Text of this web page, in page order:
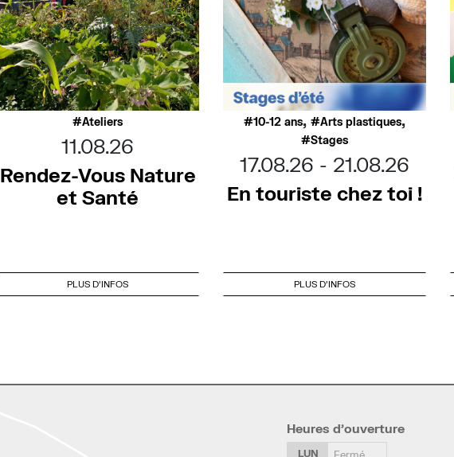
Ateliers
11.08.26
Rendez-Vous Nature
et Santé
PLUS D'INFOS
10-12 ans, Arts plastiques,
Stages
17.08.26
21.08.26
En touriste chez toi !
PLUS D'INFOS
Heures d’ouverture
LUN